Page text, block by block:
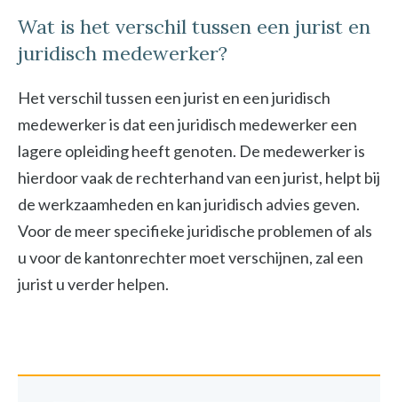
Wat is het verschil tussen een jurist en
juridisch medewerker?
Het verschil tussen een jurist en een juridisch
medewerker is dat een juridisch medewerker een
lagere opleiding heeft genoten. De medewerker is
hierdoor vaak de rechterhand van een jurist, helpt bij
de werkzaamheden en kan juridisch advies geven.
Voor de meer specifieke juridische problemen of als
u voor de kantonrechter moet verschijnen, zal een
jurist u verder helpen.